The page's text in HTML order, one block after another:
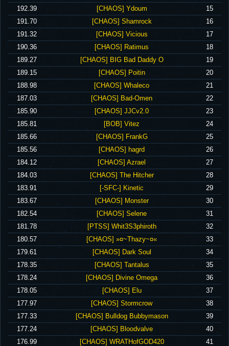
15
‪[CHAOS] Ydoum‬
‪192.39‬
16
‪[CHAOS] Shamrock‬
‪191.70‬
17
‪[CHAOS] Vicious‬
‪191.32‬
18
‪[CHAOS] Ratimus‬
‪190.36‬
19
‪[CHAOS] BIG Bad Daddy O‬
‪189.27‬
20
‪[CHAOS] Poitin‬
‪189.15‬
21
‪[CHAOS] Whaleco‬
‪188.98‬
22
‪[CHAOS] Bad-Omen‬
‪187.03‬
23
‪[CHAOS] JJCv2.0‬
‪185.90‬
24
‪[BOB] Vitez‬
‪185.81‬
25
‪[CHAOS] FrankG‬
‪185.66‬
26
‪[CHAOS] hagrd‬
‪185.56‬
27
‪[CHAOS] Azrael‬
‪184.12‬
28
‪[CHAOS] The Hitcher‬
‪184.03‬
29
‪[-SFC-] Kinetic‬
‪183.91‬
30
‪[CHAOS] Monster‬
‪183.67‬
31
‪[CHAOS] Selene‬
‪182.54‬
32
‪[PTSS] Whit3S3phiroth‬
‪181.78‬
33
‪[CHAOS] »¤~Thazy~¤«‬
‪180.57‬
34
‪[CHAOS] Dark Soul‬
‪179.61‬
35
‪[CHAOS] Tantalus‬
‪178.35‬
36
‪[CHAOS] Divine Omega‬
‪178.24‬
37
‪[CHAOS] Elu‬
‪178.05‬
38
‪[CHAOS] Stormcrow‬
‪177.97‬
39
‪[CHAOS] Bulldog Bubbymason‬
‪177.33‬
40
‪[CHAOS] Bloodvalve‬
‪177.24‬
41
‪[CHAOS] WRATHofGOD420‬
‪176.99‬